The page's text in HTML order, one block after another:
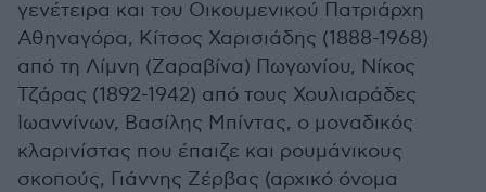
γενέτειρα και του Οικουμενικού Πατριάρχη
Αθηναγόρα, Κίτσος Χαρισιάδης (1888-1968)
από τη Λίμνη (Ζαραβίνα) Πωγωνίου, Νίκος
Τζάρας (1892-1942) από τους Χουλιαράδες
Ιωαννίνων, Βασίλης Μπίντας, ο μοναδικός
κλαρινίστας που έπαιζε και ρουμάνικους
σκοπούς, Γιάννης Ζέρβας (αρχικό όνομα